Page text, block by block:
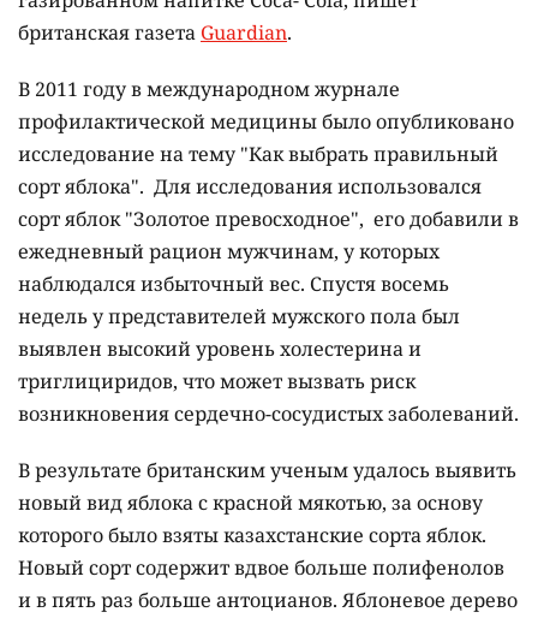
британская газета Guardian.
В 2011 году в международном журнале
профилактической медицины было опубликовано
исследование на тему "Как выбрать правильный
сорт яблока". Для исследования использовался
сорт яблок "Золотое превосходное", его добавили в
ежедневный рацион мужчинам, у которых
наблюдался избыточный вес. Спустя восемь
недель у представителей мужского пола был
выявлен высокий уровень холестерина и
триглициридов, что может вызвать риск
возникновения сердечно-сосудистых заболеваний.
В результате британским ученым удалось выявить
новый вид яблока с красной мякотью, за основу
которого было взяты казахстанские сорта яблок.
Новый сорт содержит вдвое больше полифенолов
и в пять раз больше антоцианов. Яблоневое дерево